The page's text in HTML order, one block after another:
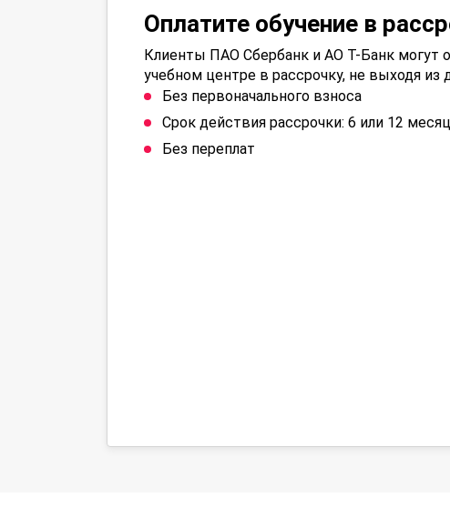
Оплатите обучение в
Клиенты ПАО Сбербанк и АО Т-Банк могут
учебном центре в рассрочку, не выходя из
Без первоначального взноса
Срок действия рассрочки: 6 или 12
Без переплат